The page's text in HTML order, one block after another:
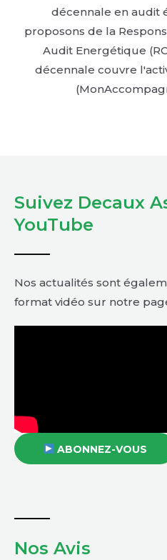
décennale en audit
proposons de la
Audit Energétique
décennale couvre
Suivez Decaux
YouTube
Nos actualités sont
format vidéo sur notre
ABONNEZ-VOUS
Nos Avis